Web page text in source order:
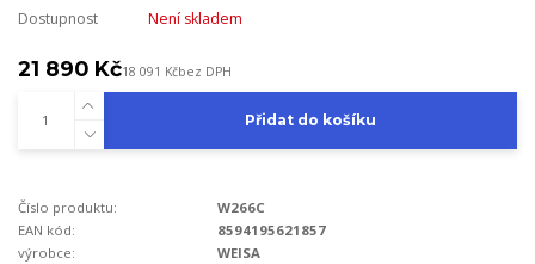
Dostupnost Není skladem
21 890 Kč18 091 Kčbez DPH
Přidat do košíku
Číslo produktu:
W266C
EAN kód:
8594195621857
výrobce:
WEISA